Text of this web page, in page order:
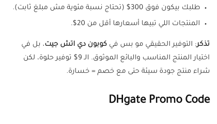
طلبك بيكون فوق 300$ (تحتاج نسبة مئوية مش مبلغ ثابت).
المنتجات اللي تبيها أسعارها أقل من 20$.
تذكر: التوفير الحقيقي مو بس في كوبون دي اتش جيت، بل في
اختيار المنتج المناسب والبائع الموثوق. الـ 9$ توفير حلوة، لكن
شراء منتج جودة سيئة حتى مع خصم = خسارة.
DHgate Promo Code